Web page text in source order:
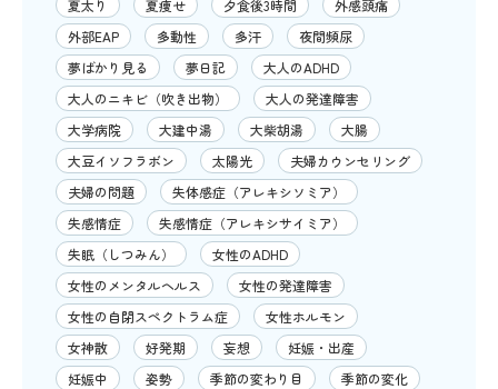
夏太り
夏痩せ 夕食後3時間
外感頭痛
外部EAP
多動性 多汗
夜間頻尿
夢ばかり見る
夢日記
大人のADHD
大人のニキビ（吹き出物）
大人の発達障害
大学病院
大建中湯 大柴胡湯
大腸
大豆イソフラボン
太陽光
夫婦カウンセリング
夫婦の問題
失体感症（アレキシソミア）
失感情症
失感情症（アレキシサイミア）
失眠（しつみん）
女性のADHD
女性のメンタルヘルス
女性の発達障害
女性の自閉スペクトラム症
女性ホルモン
女神散
好発期 妄想
妊娠・出産
妊娠中
姿勢 季節の変わり目
季節の変化